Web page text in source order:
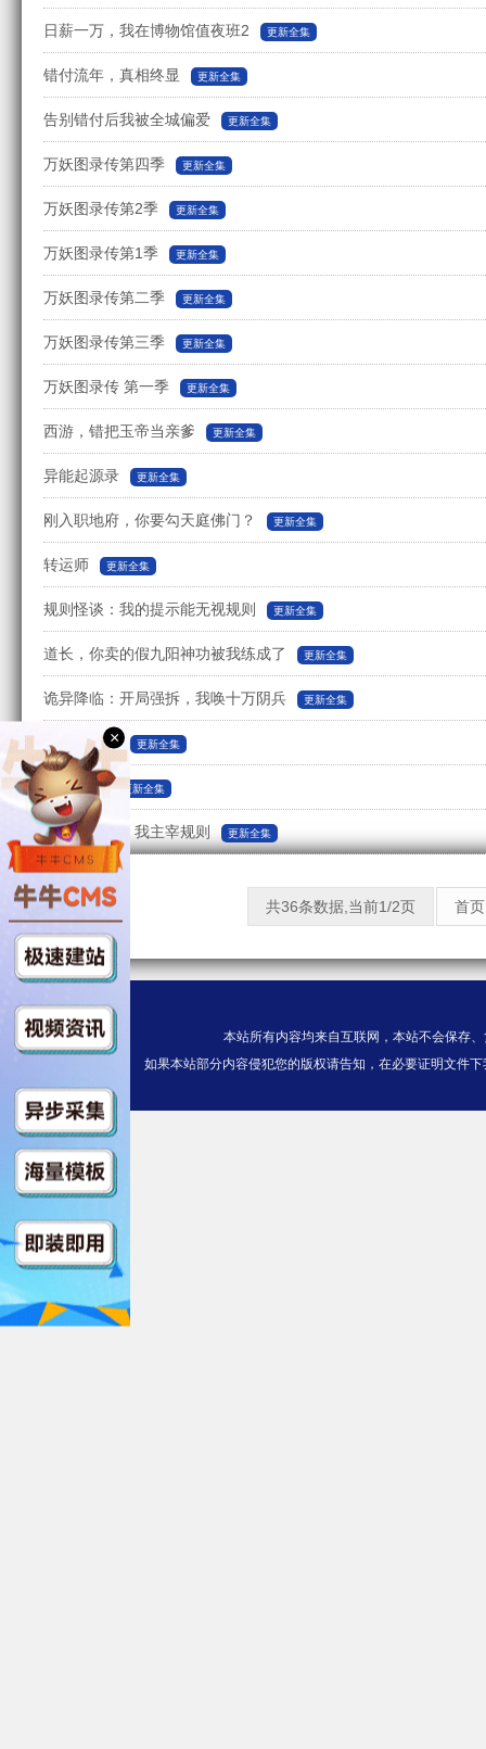
日薪一万，我在博物馆值夜班2 更新全集
错付流年，真相终显 更新全集
告别错付后我被全城偏爱 更新全集
万妖图录传第四季 更新全集
万妖图录传第2季 更新全集
万妖图录传第1季 更新全集
万妖图录传第二季 更新全集
万妖图录传第三季 更新全集
万妖图录传 第一季 更新全集
西游，错把玉帝当亲爹 更新全集
异能起源录 更新全集
刚入职地府，你要勾天庭佛门？ 更新全集
转运师 更新全集
规则怪谈：我的提示能无视规则 更新全集
道长，你卖的假九阳神功被我练成了 更新全集
诡异降临：开局强拆，我唤十万阴兵 更新全集
第九档案馆 更新全集
入职地府 更新全集
诡异直播间，我主宰规则 更新全集
共36条数据,当前1/2页 首页
本站所有内容均来自互联网，本站不会保存
如果本站部分内容侵犯您的版权请告知，在必要证明文件
×